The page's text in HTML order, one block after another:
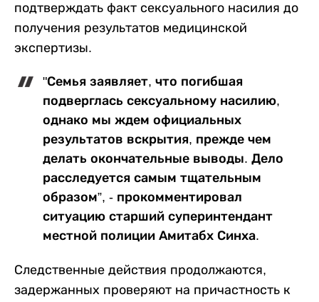
подтверждать факт сексуального насилия до
получения результатов медицинской
экспертизы.
"Семья заявляет, что погибшая
подверглась сексуальному насилию,
однако мы ждем официальных
результатов вскрытия, прежде чем
делать окончательные выводы. Дело
расследуется самым тщательным
образом”, - прокомментировал
ситуацию старший суперинтендант
местной полиции Амитабх Синха.
Следственные действия продолжаются,
задержанных проверяют на причастность к